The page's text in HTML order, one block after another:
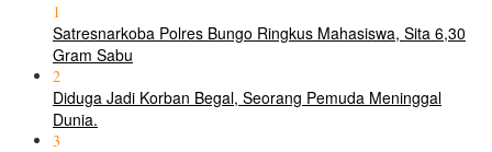
1
Satresnarkoba Polres Bungo Ringkus Mahasiswa, Sita 6,30
Gram Sabu
2
Diduga Jadi Korban Begal, Seorang Pemuda Meninggal
Dunia.
3